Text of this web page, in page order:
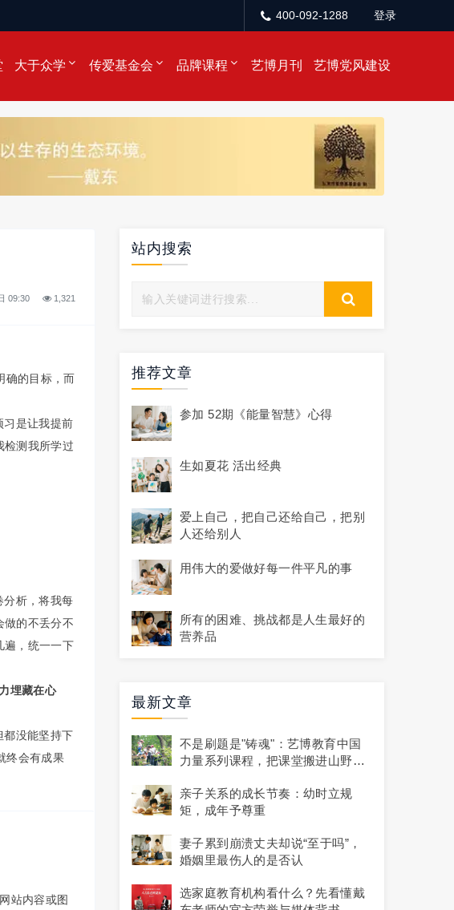
400-092-1288 登录
大于众学 传爱基金会 品牌课程 艺博月刊 艺博党风建设
09:30 1,321
确的目标，而
习是让我提前
检测我所学过
分析，将我每
做的不丢分不
遍，统一一下
埋藏在心
都没能坚持下
终会有成果
站内容或图
站内搜索
推荐文章
参加 52期《能量智慧》心得
生如夏花 活出经典
爱上自己，把自己还给自己，把别
人还给别人
用伟大的爱做好每一件平凡的事
所有的困难、挑战都是人生最好的
营养品
最新文章
不是刷题是"铸魂"：艺博教育中国
力量系列课程，把课堂搬进山野与
亲子关系的成长节奏：幼时立规
矩，成年予尊重
妻子累到崩溃丈夫却说“至于吗”，
婚姻里最伤人的是否认
选家庭教育机构看什么？先看懂戴